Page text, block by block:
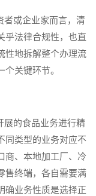
或企业家而言，清
乎法律合规性，也直
性地拆解整个办理流
关键环节。
的食品业务进行精
同类型的业务对应不
商、本地加工厂、冷
售终端，各自需要满
确业务性质是选择正